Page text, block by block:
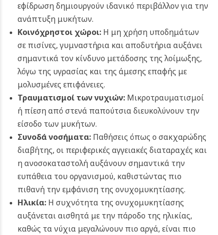
εφίδρωση δημιουργούν ιδανικό περιβάλλον για την
ανάπτυξη μυκήτων.
Κοινόχρηστοι χώροι:Η μη χρήση υποδημάτων
σε πισίνες, γυμναστήρια και αποδυτήρια αυξάνει
σημαντικά τον κίνδυνο μετάδοσης της λοίμωξης,
λόγω της υγρασίας και της άμεσης επαφής με
μολυσμένες επιφάνειες.
Τραυματισμοί των νυχιών:Μικροτραυματισμοί
ή πίεση από στενά παπούτσια διευκολύνουν την
είσοδο των μυκήτων.
Συνοδά νοσήματα:Παθήσεις όπως ο σακχαρώδης
διαβήτης, οι περιφερικές αγγειακές διαταραχές και
η ανοσοκαταστολή αυξάνουν σημαντικά την
ευπάθεια του οργανισμού, καθιστώντας πιο
πιθανή την εμφάνιση της ονυχομυκητίασης.
Ηλικία:Η συχνότητα της ονυχομυκητίασης
αυξάνεται αισθητά με την πάροδο της ηλικίας,
καθώς τα νύχια μεγαλώνουν πιο αργά, είναι πιο